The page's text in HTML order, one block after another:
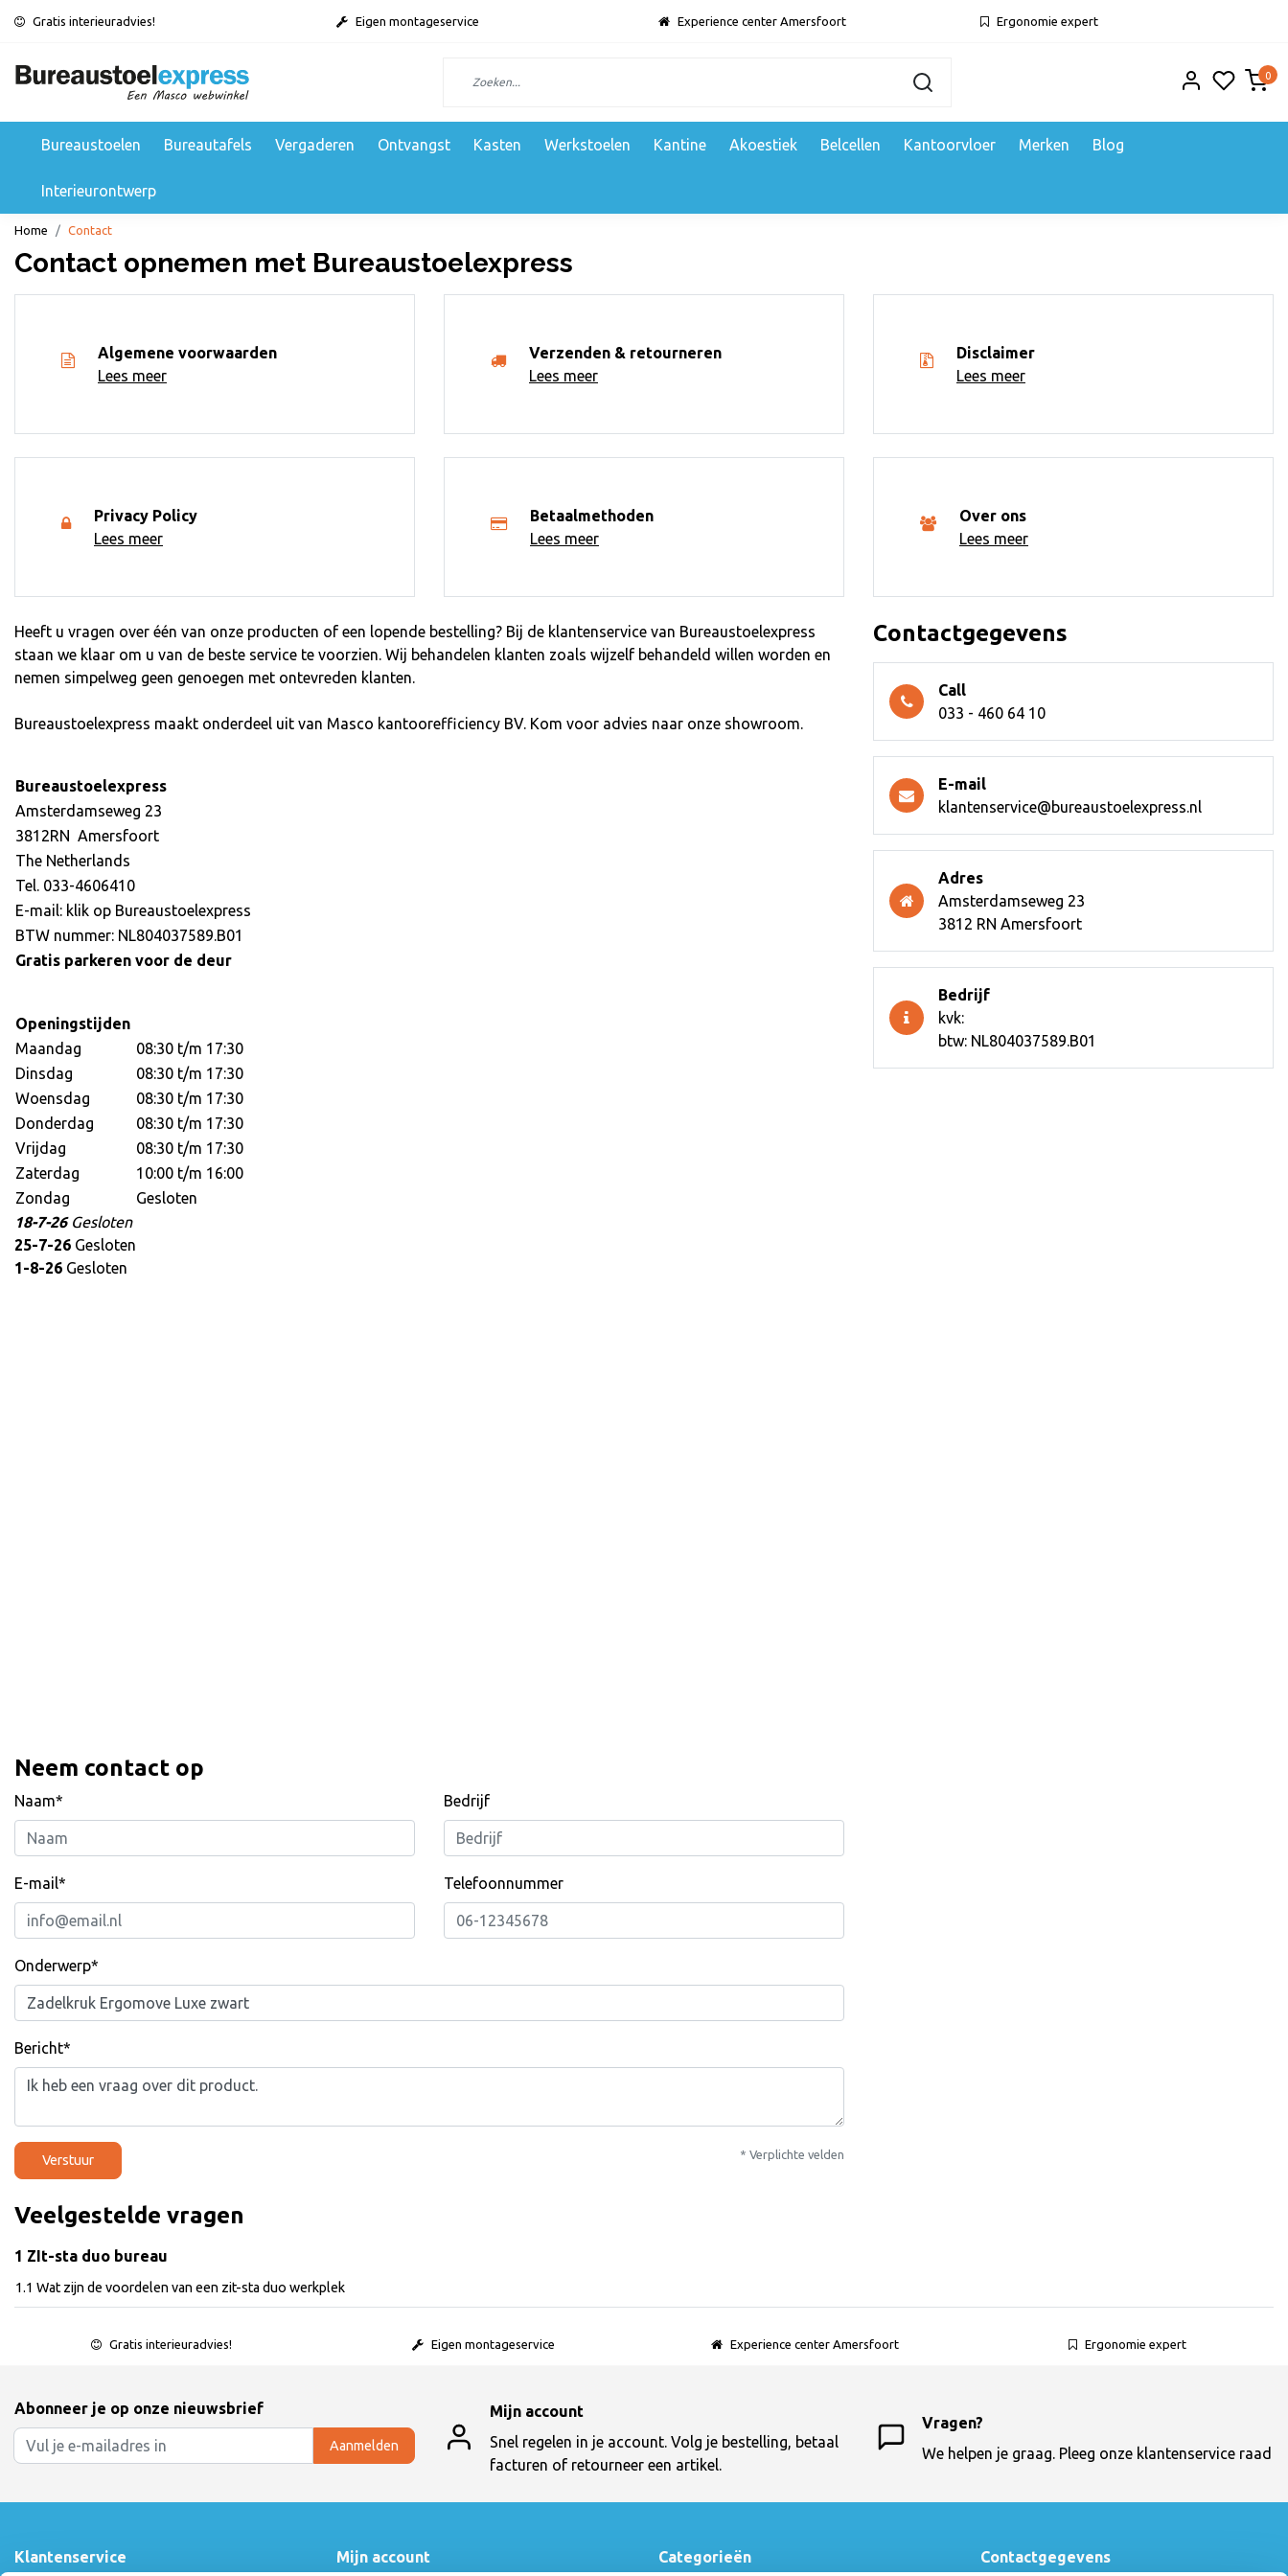
Gratis interieuradvies! Eigen montageservice Experience center Amersfoort Ergonomie expert
0
Bureaustoelen Bureautafels Vergaderen Ontvangst Kasten Werkstoelen Kantine Akoestiek Belcellen Kantoorvloer Merken Blog
Interieurontwerp
Home Contact
Contact opnemen met Bureaustoelexpress
Algemene voorwaarden
Lees meer
Verzenden & retourneren
Lees meer
Disclaimer
Lees meer
Privacy Policy
Lees meer
Betaalmethoden
Lees meer
Over ons
Lees meer
Heeft u vragen over één van onze producten of een lopende bestelling? Bij de klantenservice van Bureaustoelexpress
staan we klaar om u van de beste service te voorzien. Wij behandelen klanten zoals wijzelf behandeld willen worden en
nemen simpelweg geen genoegen met ontevreden klanten.
Bureaustoelexpress maakt onderdeel uit van Masco kantoorefficiency BV. Kom voor advies naar onze showroom.
Bureaustoelexpress
Amsterdamseweg 23
3812RN Amersfoort
The Netherlands
Tel. 033-4606410
E-mail: klik op Bureaustoelexpress
BTW nummer: NL804037589.B01
Gratis parkeren voor de deur
Openingstijden
Maandag
08:30 t/m 17:30
Dinsdag
08:30 t/m 17:30
Woensdag
08:30 t/m 17:30
Donderdag
08:30 t/m 17:30
Vrijdag
08:30 t/m 17:30
Zaterdag
10:00 t/m 16:00
Zondag
Gesloten
18-7-26Gesloten
25-7-26 Gesloten
1-8-26 Gesloten
Neem contact op
Naam* Bedrijf
E-mail* Telefoonnummer
Onderwerp*
Bericht*
Verstuur * Verplichte velden
Contactgegevens
Call
033 - 460 64 10
E-mail
klantenservice@bureaustoelexpress.nl
Adres
Amsterdamseweg 23
3812 RN Amersfoort
Bedrijf
kvk:
btw: NL804037589.B01
Veelgestelde vragen
1 ZIt-sta duo bureau
1.1 Wat zijn de voordelen van een zit-sta duo werkplek
Gratis interieuradvies! Eigen montageservice Experience center Amersfoort Ergonomie expert
Abonneer je op onze nieuwsbrief
Aanmelden
Mijn account
Snel regelen in je account. Volg je bestelling, betaal
facturen of retourneer een artikel.
Vragen?
We helpen je graag. Pleeg onze klantenservice raad
Klantenservice Mijn account Categorieën Contactgegevens